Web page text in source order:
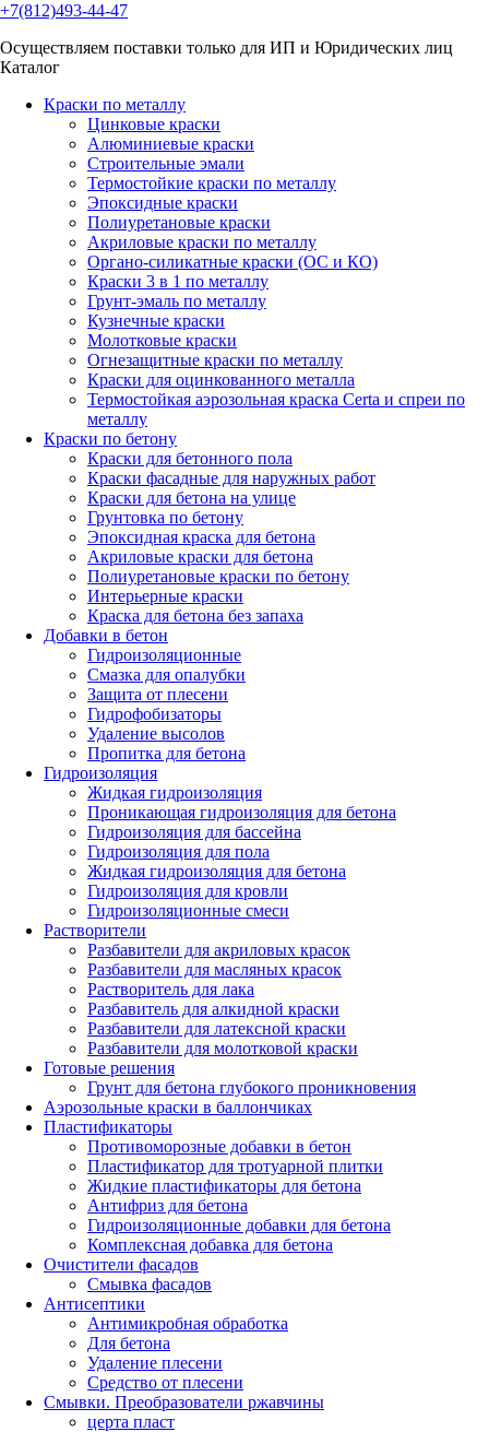
+7(812)493-44-47
Осуществляем поставки только для ИП и Юридических лиц
Каталог
Краски по металлу
Цинковые краски
Алюминиевые краски
Строительные эмали
Термостойкие краски по металлу
Эпоксидные краски
Полиуретановые краски
Акриловые краски по металлу
Органо-силикатные краски (ОС и КО)
Краски 3 в 1 по металлу
Грунт-эмаль по металлу
Кузнечные краски
Молотковые краски
Огнезащитные краски по металлу
Краски для оцинкованного металла
Термостойкая аэрозольная краска Certa и спреи по
металлу
Краски по бетону
Краски для бетонного пола
Краски фасадные для наружных работ
Краски для бетона на улице
Грунтовка по бетону
Эпоксидная краска для бетона
Акриловые краски для бетона
Полиуретановые краски по бетону
Интерьерные краски
Краска для бетона без запаха
Добавки в бетон
Гидроизоляционные
Смазка для опалубки
Защита от плесени
Гидрофобизаторы
Удаление высолов
Пропитка для бетона
Гидроизоляция
Жидкая гидроизоляция
Проникающая гидроизоляция для бетона
Гидроизоляция для бассейна
Гидроизоляция для пола
Жидкая гидроизоляция для бетона
Гидроизоляция для кровли
Гидроизоляционные смеси
Растворители
Разбавители для акриловых красок
Разбавители для масляных красок
Растворитель для лака
Разбавитель для алкидной краски
Разбавители для латексной краски
Разбавители для молотковой краски
Готовые решения
Грунт для бетона глубокого проникновения
Аэрозольные краски в баллончиках
Пластификаторы
Противоморозные добавки в бетон
Пластификатор для тротуарной плитки
Жидкие пластификаторы для бетона
Антифриз для бетона
Гидроизоляционные добавки для бетона
Комплексная добавка для бетона
Очистители фасадов
Смывка фасадов
Антисептики
Антимикробная обработка
Для бетона
Удаление плесени
Средство от плесени
Смывки. Преобразователи ржавчины
церта пласт